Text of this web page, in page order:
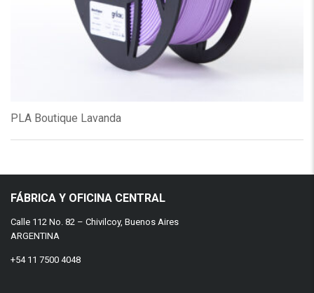
PLA Boutique Lavanda
FÁBRICA Y OFICINA CENTRAL
Calle 112 No. 82 – Chivilcoy, Buenos Aires
ARGENTINA
+54 11 7500 4048